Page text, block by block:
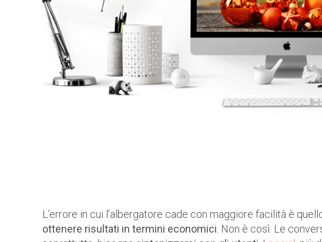
L’errore in cui l’albergatore cade con maggiore facilità è
ottenere risultati in termini economici . Non è così. Le